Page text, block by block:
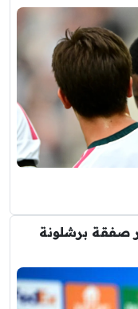
صفقة برشلونة